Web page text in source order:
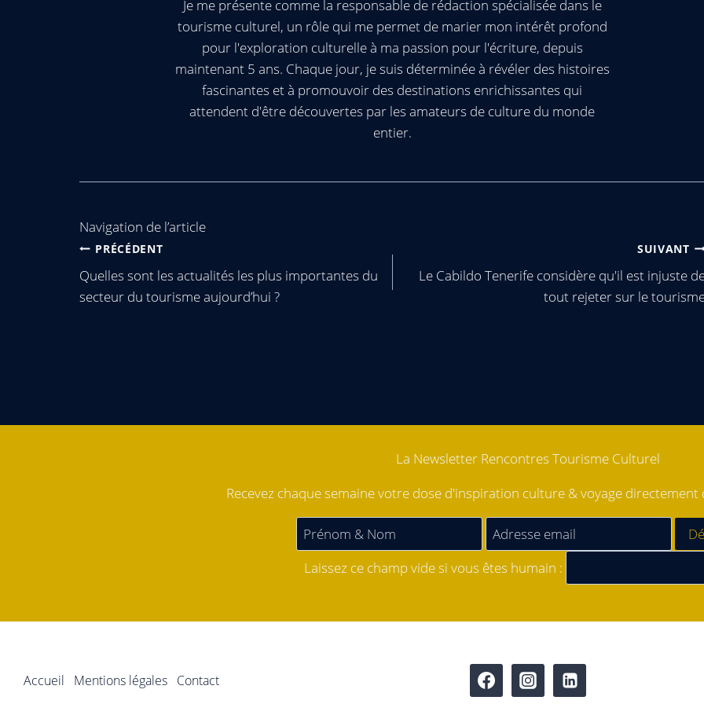
Je me présente comme la responsable de rédaction spécialisée dans le
tourisme culturel, un rôle qui me permet de marier mon intérêt profond
pour l'exploration culturelle à ma passion pour l'écriture, depuis
maintenant 5 ans. Chaque jour, je suis déterminée à révéler des histoires
fascinantes et à promouvoir des destinations enrichissantes qui
attendent d'être découvertes par les amateurs de culture du monde
entier.
Navigation de l’article
PRÉCÉDENT
Quelles sont les actualités les plus importantes du
secteur du tourisme aujourd’hui ?
SUIVANT
Le Cabildo Tenerife considère qu'il est injuste
tout rejeter sur le
La Newsletter Rencontres Tourisme Culturel
Recevez chaque semaine votre dose d'inspiration culture & voyage
Laissez ce champ vide si vous êtes humain :
Accueil Mentions légales Contact